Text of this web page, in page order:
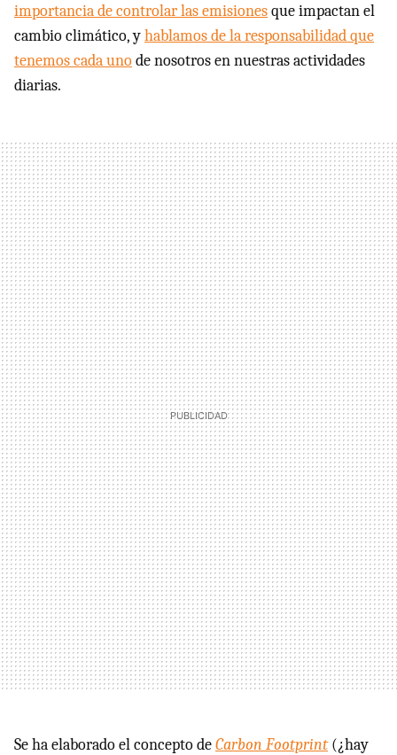
importancia de controlar las emisionesque impactan el
cambio climático, yhablamos de la responsabilidad que
tenemos cada unode nosotros en nuestras actividades
diarias.
Se ha elaborado el concepto deCarbon Footprint(¿hay